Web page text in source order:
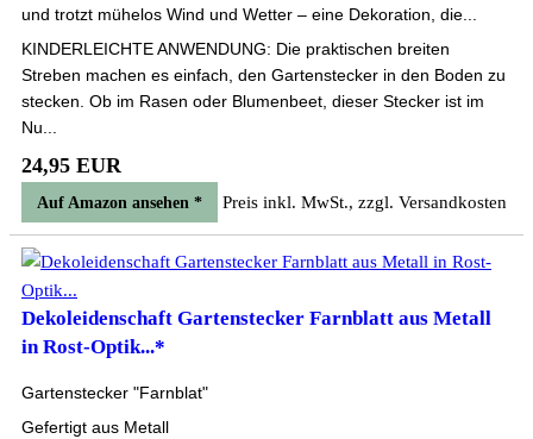
und trotzt mühelos Wind und Wetter – eine Dekoration, die...
KINDERLEICHTE ANWENDUNG: Die praktischen breiten
Streben machen es einfach, den Gartenstecker in den Boden zu
stecken. Ob im Rasen oder Blumenbeet, dieser Stecker ist im
Nu...
24,95 EUR
Auf Amazon ansehen * Preis inkl. MwSt., zzgl. Versandkosten
Dekoleidenschaft Gartenstecker Farnblatt aus Metall
in Rost-Optik...*
Gartenstecker "Farnblat"
Gefertigt aus Metall